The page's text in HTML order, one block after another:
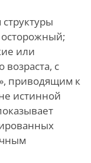
осторожный;
или
с
приводящим к
истинной